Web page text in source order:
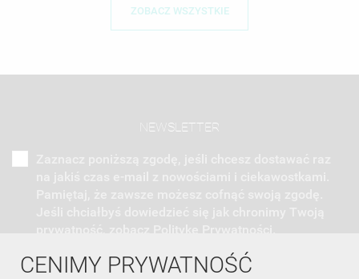
CENIMY PRYWATNOŚĆ
ZOBACZ WSZYSTKIE
NEWSLETTER